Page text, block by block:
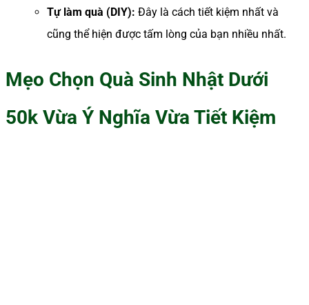
Tự làm quà (DIY): Đây là cách tiết kiệm nhất và
cũng thể hiện được tấm lòng của bạn nhiều nhất.
Mẹo Chọn Quà Sinh Nhật Dưới
50k Vừa Ý Nghĩa Vừa Tiết Kiệm